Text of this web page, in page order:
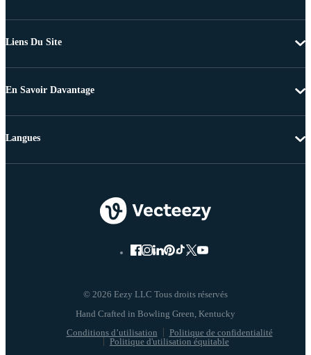
Liens Du Site
En Savoir Davantage
© 2026 Eezy LLC Tous droits réservés
Conditions d’utilisation
Politique de confidentialité
Politique d'utilisation équitable
Langues